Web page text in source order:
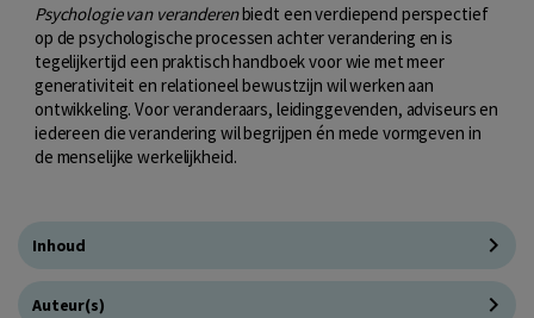
Psychologie van veranderenbiedt een verdiepend perspectief
op de psychologische processen achter verandering en is
tegelijkertijd een praktisch handboek voor wie met meer
generativiteit en relationeel bewustzijn wil werken aan
ontwikkeling. Voor veranderaars, leidinggevenden, adviseurs en
iedereen die verandering wil begrijpen én mede vormgeven in
de menselijke werkelijkheid.
Inhoud
Auteur(s)